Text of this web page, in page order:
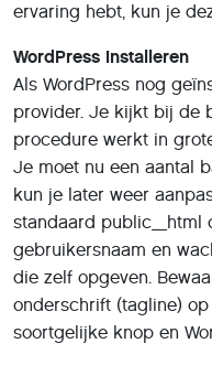
ervaring hebt, kun je
WordPress installeren
Als WordPress nog
provider. Je kijkt bij de
procedure werkt in
Je moet nu een aantal
kun je later weer
standaard public_html
gebruikersnaam en
die zelf opgeven.
onderschrift (tagline)
soortgelijke knop en